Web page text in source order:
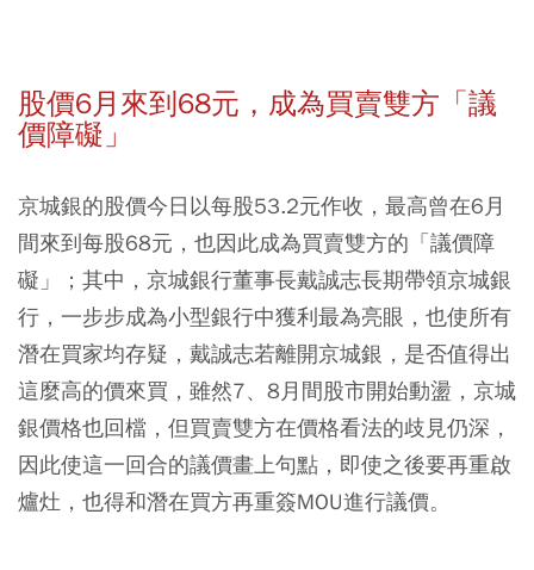
股價6月來到68元，成為買賣雙方「議
價障礙」
京城銀的股價今日以每股53.2元作收，最高曾在6月
間來到每股68元，也因此成為買賣雙方的「議價障
礙」；其中，京城銀行董事長戴誠志長期帶領京城銀
行，一步步成為小型銀行中獲利最為亮眼，也使所有
潛在買家均存疑，戴誠志若離開京城銀，是否值得出
這麼高的價來買，雖然7、8月間股市開始動盪，京城
銀價格也回檔，但買賣雙方在價格看法的歧見仍深，
因此使這一回合的議價畫上句點，即使之後要再重啟
爐灶，也得和潛在買方再重簽MOU進行議價。